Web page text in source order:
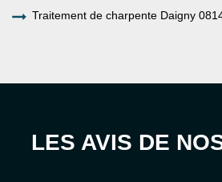
Traitement de charpente Daigny
LES AVIS DE